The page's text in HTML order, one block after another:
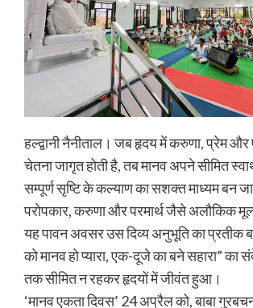
हल्द्वानी नैनीताल। जब हृदय में करुणा, प्रेम और
चेतना जागृत होती है, तब मानव अपने सीमित
सम्पूर्ण सृष्टि के कल्याण का सशक्त माध्यम बन
परोपकार, करुणा और परमार्थ जैसे अलौकिक
यह पावन अवसर उस दिव्य अनुभूति का प्रतीक
को मानव हो प्यारा, एक-दूजे का बने सहारा” का
तक सीमित न रहकर हृदयों में जीवंत हुआ।
‘मानव एकता दिवस’ 24 अप्रैल को, बाबा